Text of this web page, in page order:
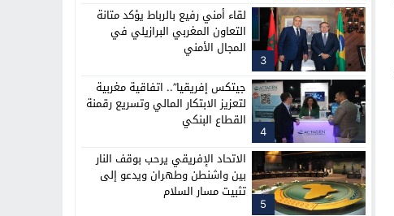
3
لقاء أمني رفيع بالرباط يؤكد متانة
التعاون المغربي البرازيلي في
المجال الأمني
4
جيتكس إفريقيا”.. اتفاقية مغربية
لتعزيز الابتكار المالي وتسريع رقمنة
القطاع البنكي
5
الاتحاد الإفريقي يرحب بوقف النار
بين واشنطن وطهران ويدعو إلى
تثبيت مسار السلام